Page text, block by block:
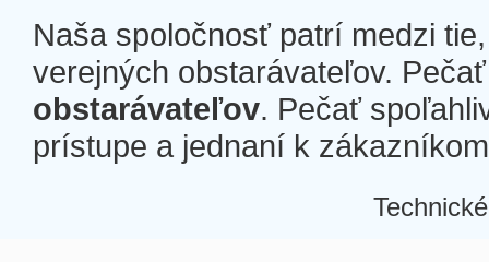
Naša spoločnosť patrí medzi
verejných obstarávateľov.
obstarávateľov. Pečať
prístupe a jednaní k